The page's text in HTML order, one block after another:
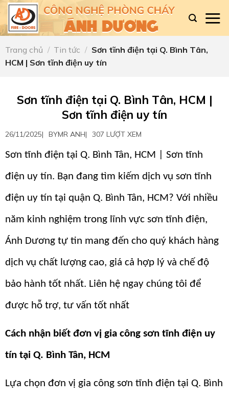
Skip
content
Trang chủ / Tin tức / Sơn tĩnh điện tại Q. Bình Tân,
HCM | Sơn tĩnh điện uy tín
Sơn tĩnh điện tại Q. Bình Tân, HCM |
Sơn tĩnh điện uy tín
26/11/2025| BYMR ANH| 307 LƯỢT XEM
Sơn tĩnh điện tại Q. Bình Tân, HCM | Sơn tĩnh
điện uy tín. Bạn đang tìm kiếm dịch vụ sơn tĩnh
điện uy tín tại quận Q. Bình Tân, HCM? Với nhiều
năm kinh nghiệm trong lĩnh vực sơn tĩnh điện,
Ánh Dương tự tin mang đến cho quý khách hàng
dịch vụ chất lượng cao, giá cả hợp lý và chế độ
bảo hành tốt nhất. Liên hệ ngay chúng tôi để
được hỗ trợ, tư vấn tốt nhất
Cách nhận biết đơn vị gia công sơn tĩnh điện uy
tín tại Q. Bình Tân, HCM
Lựa chọn đơn vị gia công sơn tĩnh điện tại Q. Bình